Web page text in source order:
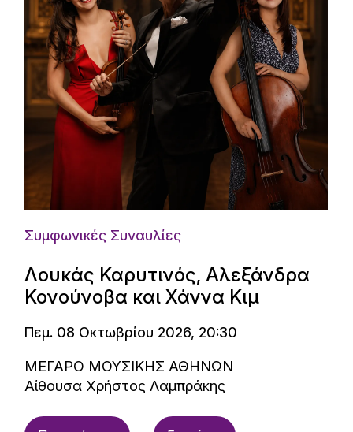
Συμφωνικές Συναυλίες
Λουκάς Καρυτινός, Αλεξάνδρα
Κονούνοβα και Χάννα Κιμ
Πεμ. 08 Οκτωβρίου 2026, 20:30
ΜΕΓΑΡΟ ΜΟΥΣΙΚΗΣ ΑΘΗΝΩΝ
Αίθουσα Χρήστος Λαμπράκης